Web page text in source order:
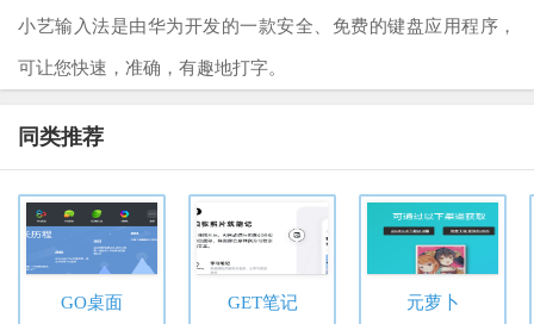
小艺输入法是由华为开发的一款安全、免费的键盘应用程序，
可让您快速，准确，有趣地打字。
同类推荐
GO桌面 GET笔记 元萝卜